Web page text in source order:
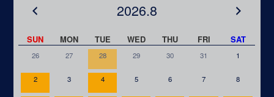
2026.8
SUN MON TUE WED THU FRI SAT
26 27 28 29 30 31 1
2 3 4 5 6 7 8